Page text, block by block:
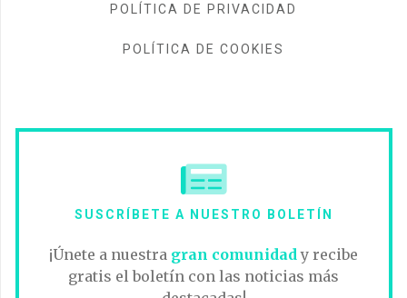
POLÍTICA DE PRIVACIDAD
POLÍTICA DE COOKIES
SUSCRÍBETE A NUESTRO BOLETÍN
¡Únete a nuestra gran comunidad y recibe
gratis el boletín con las noticias más